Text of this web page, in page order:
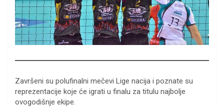
Završeni su polufinalni mečevi Lige nacija i poznate su
reprezentacije koje će igrati u finalu za titulu najbolje
ovogodišnje ekipe.